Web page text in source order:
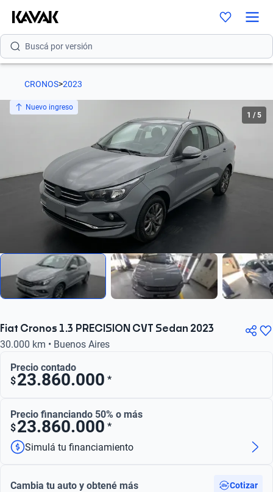
Buscá por modelo
Buscá por versión
Buscá por marca
Buscá por versión
Buscá por año
CRONOS>2023
Nuevo ingreso
1 /5
Fiat Cronos 1.3 PRECISION CVT Sedan 2023
30.000 km • Buenos Aires
Precio contado
$23.860.000 *
Precio financiando 50% o más
$23.860.000 *
Simulá tu financiamiento
Cambia tu auto y obtené más
Cotizar